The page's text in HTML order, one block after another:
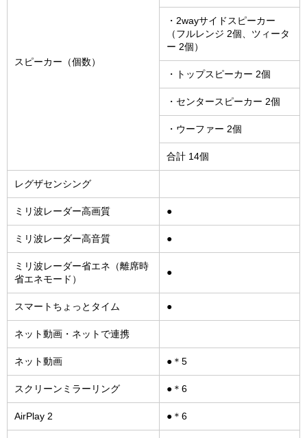
スピーカー（個数）
・2wayサイドスピーカー
（フルレンジ 2個、ツィータ
ー 2個）
・トップスピーカー 2個
・センタースピーカー 2個
・ウーファー 2個
合計 14個
レグザセンシング
ミリ波レーダー高画質 ●
ミリ波レーダー高音質 ●
ミリ波レーダー省エネ（離席時
省エネモード）
●
スマートちょっとタイム ●
ネット動画・ネットで連携
ネット動画 ●＊5
スクリーンミラーリング ●＊6
AirPlay 2 ●＊6